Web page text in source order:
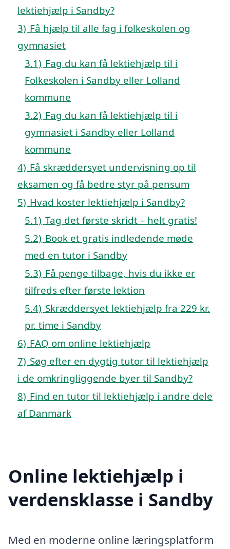
lektiehjælp i Sandby?
3) Få hjælp til alle fag i folkeskolen og
gymnasiet
3.1) Fag du kan få lektiehjælp til i
Folkeskolen i Sandby eller Lolland
kommune
3.2) Fag du kan få lektiehjælp til i
gymnasiet i Sandby eller Lolland
kommune
4) Få skræddersyet undervisning op til
eksamen og få bedre styr på pensum
5) Hvad koster lektiehjælp i Sandby?
5.1) Tag det første skridt – helt gratis!
5.2) Book et gratis indledende møde
med en tutor i Sandby
5.3) Få penge tilbage, hvis du ikke er
tilfreds efter første lektion
5.4) Skræddersyet lektiehjælp fra 229 kr.
pr. time i Sandby
6) FAQ om online lektiehjælp
7) Søg efter en dygtig tutor til lektiehjælp
i de omkringliggende byer til Sandby?
8) Find en tutor til lektiehjælp i andre dele
af Danmark
Online lektiehjælp i
verdensklasse i Sandby
Med en moderne online læringsplatform